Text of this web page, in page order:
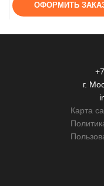
ОФОРМИТЬ
г.
Карта